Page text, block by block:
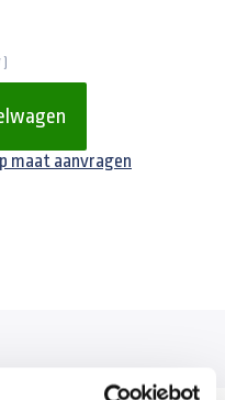
maat aanvragen